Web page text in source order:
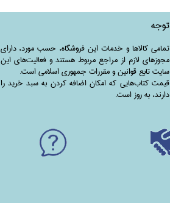
توجه
تمامی‌ کالاها و خدمات این فروشگاه، حسب مورد،‌ دارای
مجوزهای لازم از مراجع مربوط هستند ‌و‌‌ فعالیت‌های این
سایت تابع قوانین و مقررات جمهوری اسلامی است.
قیمت کتاب‌هایی که امکان اضافه کردن به سبد خرید را
دارند،‌ به روز است.